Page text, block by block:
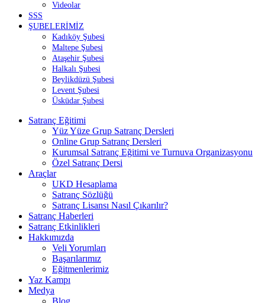
Videolar
SSS
ŞUBELERİMİZ
Kadıköy Şubesi
Maltepe Şubesi
Ataşehir Şubesi
Halkalı Şubesi
Beylikdüzü Şubesi
Levent Şubesi
Üsküdar Şubesi
Menü
Satranç Eğitimi
Yüz Yüze Grup Satranç Dersleri
Online Grup Satranç Dersleri
Kurumsal Satranç Eğitimi ve Turnuva Organizasyonu
Özel Satranç Dersi
Araçlar
UKD Hesaplama
Satranç Sözlüğü
Satranç Lisansı Nasıl Çıkarılır?
Satranç Haberleri
Satranç Etkinlikleri
Hakkımızda
Veli Yorumları
Başarılarımız
Eğitmenlerimiz
Yaz Kampı
Medya
Blog